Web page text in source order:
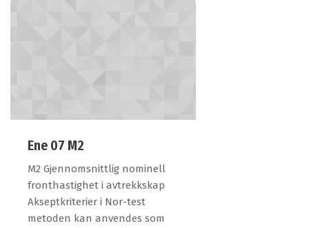
Ene 07 M2
M2 Gjennomsnittlig nominell
fronthastighet i avtrekkskap
Akseptkriterier i Nor-test
metoden kan anvendes som